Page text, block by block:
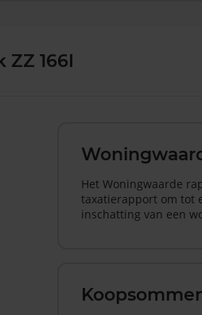
166I
Het Woningwaarde
taxatierapport om tot
inschatting van een